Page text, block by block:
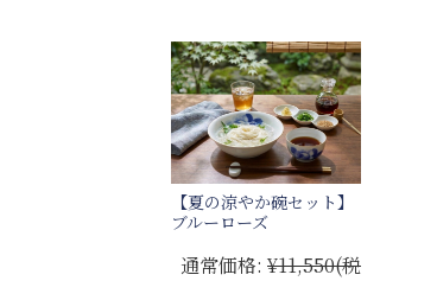
【夏の涼やか碗セット】
ブルーローズ
通常価格: ¥11,550(税